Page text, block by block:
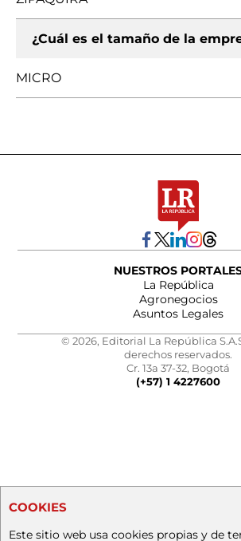
¿Cuál es el tamaño de la
MICRO
NUESTROS
La República
Agronegocios
Asuntos Legales
© 2026, Editorial La República
derechos reservados.
Cr. 13a 37-32, Bogotá
(+57) 1 4227600
COOKIES
Este sitio web usa cookies propias y de